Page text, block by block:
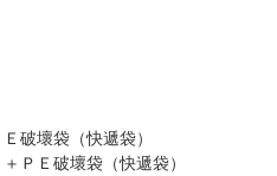
破壞袋（快遞袋）
ＰＥ破壞袋（快遞袋）